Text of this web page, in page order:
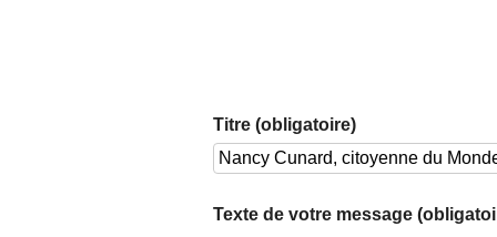
Titre (obligatoire)
Texte de votre message